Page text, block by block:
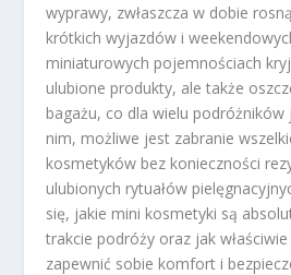
wyprawy, zwłaszcza w dobie
krótkich wyjazdów i
miniaturowych pojemnościach
ulubione produkty, ale także
bagażu, co dla wielu podróżników
nim, możliwe jest zabranie
kosmetyków bez konieczności
ulubionych rytuałów
się, jakie mini kosmetyki są
trakcie podróży oraz jak
zapewnić sobie komfort i